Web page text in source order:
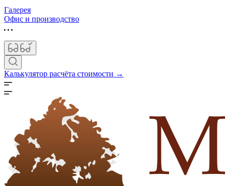
Галерея
Офис и производство
Калькулятор расчёта стоимости →